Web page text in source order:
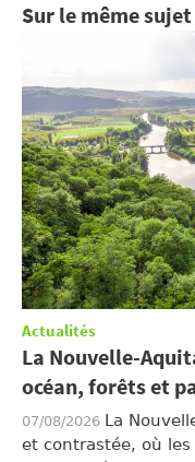
Sur le même sujet
Actualités
La Nouvelle-
océan, forêts et
07/08/2026 La
et contrastée, où